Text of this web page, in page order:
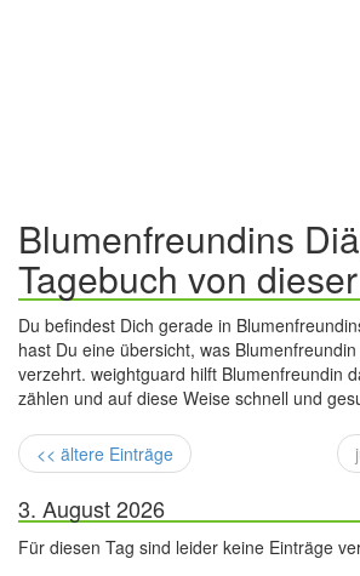
Blumenfreundins
Tagebuch von
Du befindest Dich gerade in
hast Du eine übersicht, was
verzehrt. weightguard hilft Blumenfreundin
zählen und auf diese Weise schnell und
<< ältere Einträge
3. August 2026
Für diesen Tag sind leider keine Einträge